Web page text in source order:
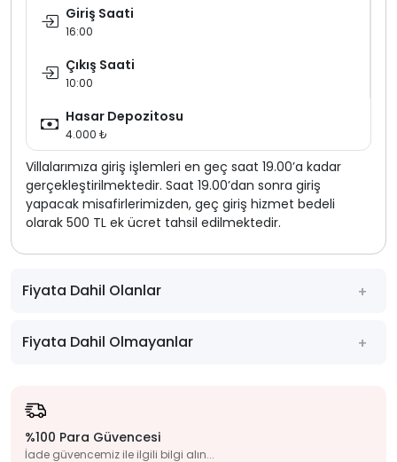
Giriş Saati
16:00
Çıkış Saati
10:00
Hasar Depozitosu
4.000 ₺
Villalarımıza giriş işlemleri en geç saat 19.00’a kadar
gerçekleştirilmektedir. Saat 19.00’dan sonra giriş
yapacak misafirlerimizden, geç giriş hizmet bedeli
olarak 500 TL ek ücret tahsil edilmektedir.
Fiyata Dahil Olanlar
Fiyata Dahil Olmayanlar
%100 Para Güvencesi
İade güvencemiz ile ilgili bilgi alın...